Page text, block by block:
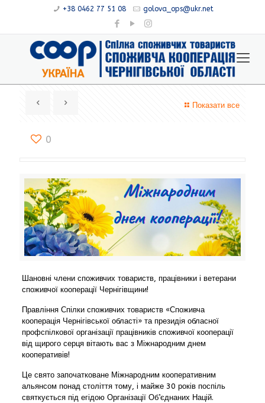
+38 0462 77 51 08 golova_ops@ukr.net
Показати все
0
Шановні члени споживчих товариств, працівники і ветерани
споживчої кооперації Чернігівщини!
Правління Спілки споживчих товариств «Споживча
кооперація Чернігівської області» та президія обласної
профспілкової організації працівників споживчої кооперації
від щирого серця вітають вас з Міжнародним днем
кооперативів!
Це свято започатковане Міжнародним кооперативним
альянсом понад століття тому, і майже 30 років поспіль
святкується під егідою Організації Об’єднаних Націй.